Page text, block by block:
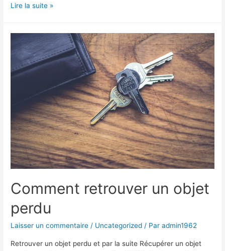
Choisir
engrais
Lire la suite »
Comment retrouver un objet
perdu
Laisser un commentaire / Uncategorized / Paradmin1962
Retrouver un objet perdu et par la suite Récupérer un objet